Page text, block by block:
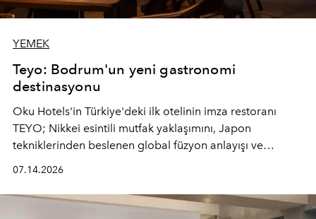
YEMEK
Teyo: Bodrum'un yeni gastronomi
destinasyonu
Oku Hotels'in Türkiye'deki ilk otelinin imza restoranı
TEYO; Nikkei esintili mutfak yaklaşımını, Japon
tekniklerinden beslenen global füzyon anlayışı ve
07.14.2026